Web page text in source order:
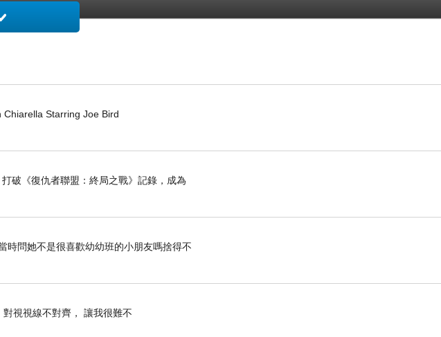
Starring Joe Bird
破《復仇者聯盟：終局之戰》記錄，成為
時問她不是很喜歡幼幼班的小朋友嗎捨得不
視視線不對齊， 讓我很難不